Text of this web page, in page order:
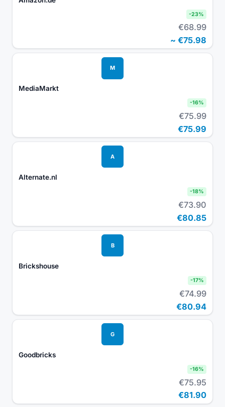
-23%
€68.99
~ €75.98
M
MediaMarkt
-16%
€75.99
€75.99
A
Alternate.nl
-18%
€73.90
€80.85
B
Brickshouse
-17%
€74.99
€80.94
G
Goodbricks
-16%
€75.95
€81.90